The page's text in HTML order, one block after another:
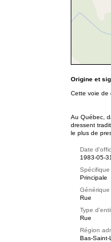
Origine et
Cette voie de
Au Québec,
dressent
le plus de
Date
1983-05-31
Spécifique
Principale
Rue
Type
Rue
Région
Bas-Saint-